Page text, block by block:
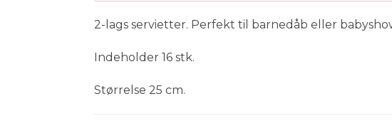
2-lags servietter. Perfekt til barnedåb eller
Indeholder 16 stk.
Størrelse 25 cm.